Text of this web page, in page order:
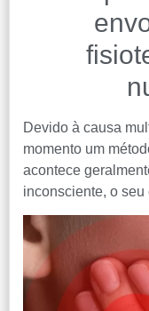
Devido à causa
momento um
acontece
inconsciente, o